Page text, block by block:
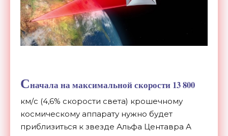
Сначала на максимальной скорости 13 800
км/с (4,6% скорости света) крошечному
космическому аппарату нужно будет
приблизиться к звезде Альфа Центавра А